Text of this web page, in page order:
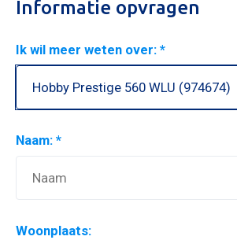
Informatie opvragen
Ik wil meer weten over: *
Naam: *
Woonplaats: